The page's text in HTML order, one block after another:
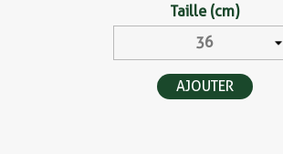
Taille (cm)
AJOUTER